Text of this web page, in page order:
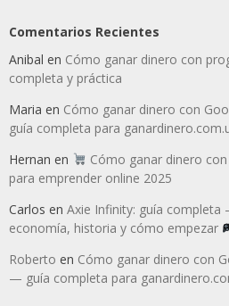
Comentarios Recientes
Anibal en Cómo ganar dinero con
completa y práctica
Maria en Cómo ganar dinero con
guía completa para
Hernan en
Cómo ganar dinero
para emprender online 2025
Carlos en Axie Infinity: guía
economía, historia y cómo empezar
Roberto en Cómo ganar dinero con
— guía completa para